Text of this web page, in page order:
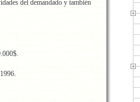
del demandado y también